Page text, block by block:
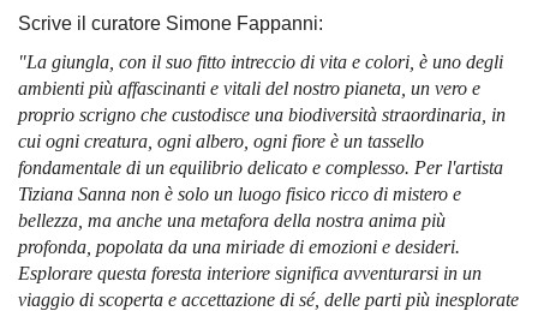
Scrive il curatore Simone Fappanni:
"La giungla, con il suo fitto intreccio di vita e colori, è uno degli
ambienti più affascinanti e vitali del nostro pianeta, un vero e
proprio scrigno che custodisce una biodiversità straordinaria, in
cui ogni creatura, ogni albero, ogni fiore è un tassello
fondamentale di un equilibrio delicato e complesso. Per l'artista
Tiziana Sanna non è solo un luogo fisico ricco di mistero e
bellezza, ma anche una metafora della nostra anima più
profonda, popolata da una miriade di emozioni e desideri.
Esplorare questa foresta interiore significa avventurarsi in un
viaggio di scoperta e accettazione di sé, delle parti più inesplorate